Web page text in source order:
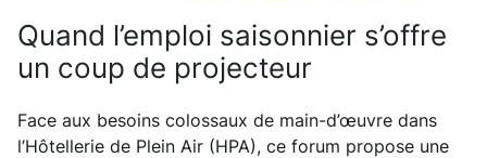
Quand l’emploi saisonnier s’offre
un coup de projecteur
Face aux besoins colossaux de main-d’œuvre dans
l’Hôtellerie de Plein Air (HPA), ce forum propose une